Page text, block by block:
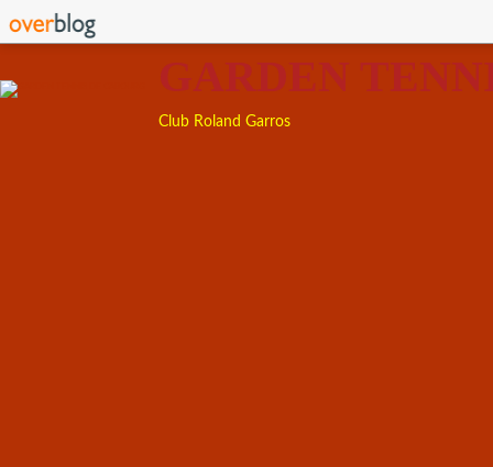
GARDEN
Club Roland Garros